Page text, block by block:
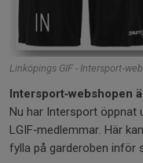
Linköpings GIF -
Intersport‑webshopen
Nu har Intersport öppnat
LGIF‑medlemmar. Här
fylla på garderoben inför